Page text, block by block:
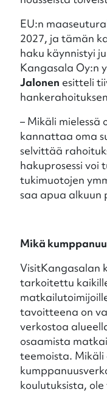
EU:n
2027, ja tämän
haku käynnistyi
Kangasala Oy:n
Jalonen esitteli
– Mikäli
kannattaa oma
selvittää
hakuprosessi
tukimuotojen
saa apua alkuun
Mikä
VisitKangasalan
tarkoitettu
tavoitteena on
verkostoa
osaamista
teemoista.
koulutuksista,